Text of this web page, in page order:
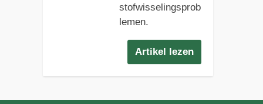
stofwisselingsprob
lemen.
Artikel lezen